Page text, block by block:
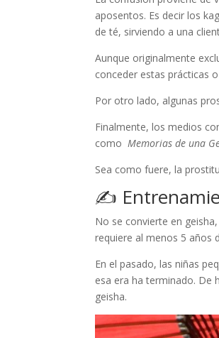
aposentos. Es decir los
de té, sirviendo a una
Aunque originalmente
conceder estas prácticas
Por otro lado, algunas
Finalmente, los medios
comoMemorias de una
Sea como fuere, la
✍
No se convierte en
requiere al menos 5 años
En el pasado, las niñas
esa era ha terminado. De
geisha.